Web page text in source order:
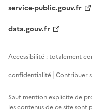
service-public.gouv.fr
data.gouv.fr
Accessibilité : totalement
confidentialité Contribuer
Sauf mention explicite de
les contenus de ce site sont